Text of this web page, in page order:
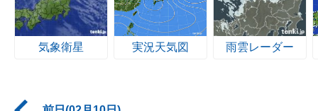
気象衛星 実況天気図 雨雲レーダー